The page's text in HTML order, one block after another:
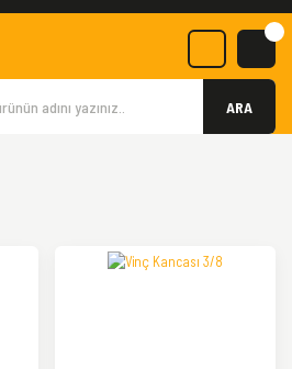
ARA